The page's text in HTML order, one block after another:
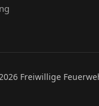
Freiwillige